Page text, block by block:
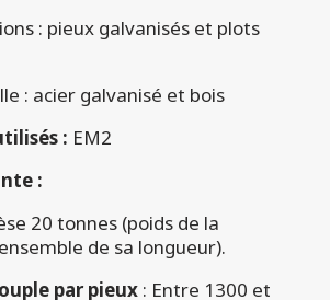
: pieux galvanisés et plots
: acier galvanisé et bois
: EM2
:
20 tonnes (poids de la
de sa longueur).
par pieux : Entre 1300 et